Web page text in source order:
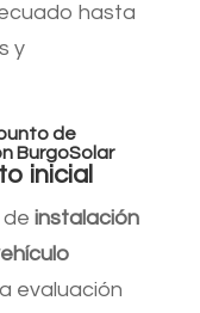
hasta
y
de
BurgoSolar
inicial
de instalación
evaluación